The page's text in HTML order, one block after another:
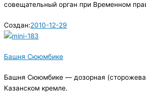
совещательный орган при Временном
Создан:2010-12-29
Башня Сююмбике
Башня Сююмбике — дозорная
Казанском кремле.